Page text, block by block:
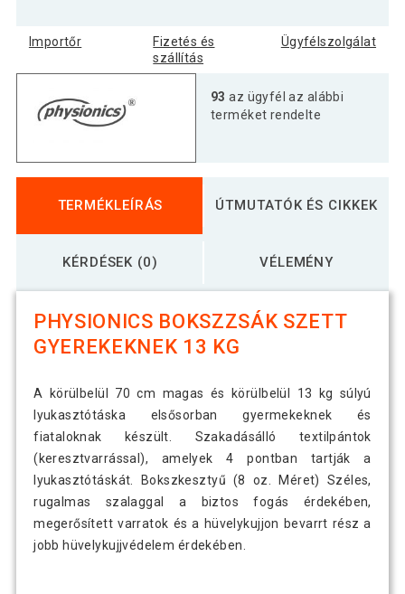
Importőr
Fizetés és
szállítás
Ügyfélszolgálat
93 az ügyfél az alábbi
terméket rendelte
TERMÉKLEÍRÁS ÚTMUTATÓK ÉS CIKKEK
KÉRDÉSEK (0) VÉLEMÉNY
PHYSIONICS BOKSZZSÁK SZETT
GYEREKEKNEK 13 KG
A körülbelül 70 cm magas és körülbelül 13 kg súlyú
lyukasztótáska elsősorban gyermekeknek és
fiataloknak készült. Szakadásálló textilpántok
(keresztvarrással), amelyek 4 pontban tartják a
lyukasztótáskát. Bokszkesztyű (8 oz. Méret) Széles,
rugalmas szalaggal a biztos fogás érdekében,
megerősített varratok és a hüvelykujjon bevarrt rész a
jobb hüvelykujjvédelem érdekében.